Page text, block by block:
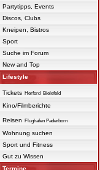
Partytipps, Events
Discos, Clubs
Kneipen, Bistros
Sport
Suche im Forum
New and Top
Lifestyle
Tickets Herford Bielefeld
Kino/Filmberichte
Reisen Flughafen Paderborn
Wohnung suchen
Sport und Fitness
Gut zu Wissen
Termine